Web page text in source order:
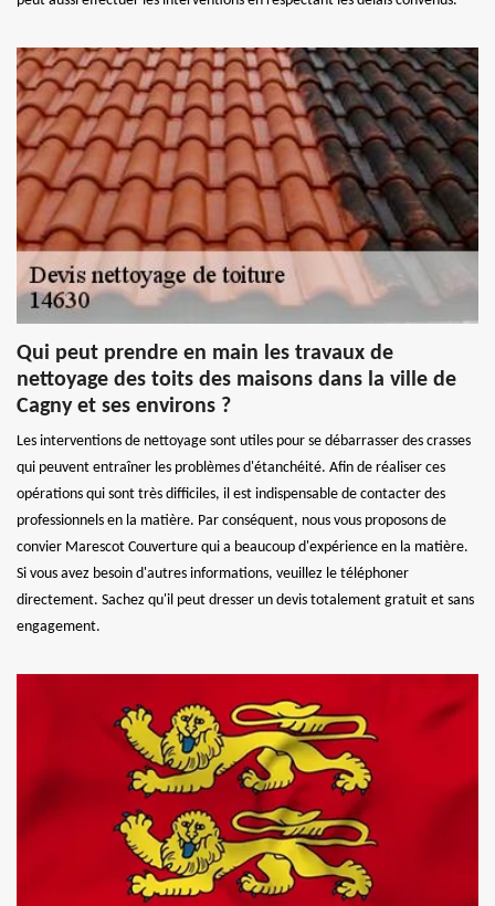
Qui peut prendre en main les travaux de
nettoyage des toits des maisons dans la ville de
Cagny et ses environs ?
Les interventions de nettoyage sont utiles pour se débarrasser des crasses
qui peuvent entraîner les problèmes d'étanchéité. Afin de réaliser ces
opérations qui sont très difficiles, il est indispensable de contacter des
professionnels en la matière. Par conséquent, nous vous proposons de
convier Marescot Couverture qui a beaucoup d'expérience en la matière.
Si vous avez besoin d'autres informations, veuillez le téléphoner
directement. Sachez qu'il peut dresser un devis totalement gratuit et sans
engagement.